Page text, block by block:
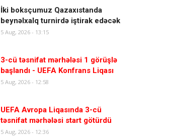
İki boksçumuz Qazaxıstanda
beynəlxalq turnirdə iştirak edəcək
5 Aug, 2026 - 13:15
3-cü təsnifat mərhələsi 1 görüşlə
başlandı - UEFA Konfrans Liqası
5 Aug, 2026 - 12:58
UEFA Avropa Liqasında 3-cü
təsnifat mərhələsi start götürdü
5 Aug, 2026 - 12:36